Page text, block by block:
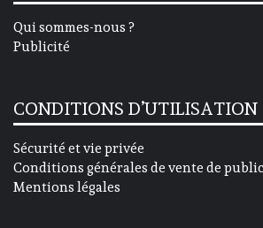
Qui sommes-nous ?
Publicité
CONDITIONS D’UTILISATION
Sécurité et vie privée
Conditions générales de vente de
Mentions légales